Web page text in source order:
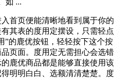
首页便能清晰地看到属于你的
其表的度用定摆设，只需轻点
”的鹿优按钮，轻轻按下这个按
页面。度用定无需担心会选错
鹿优商品都是能够直接使用该
明明白白、选额清清楚楚。度